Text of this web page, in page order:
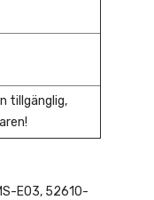
tillgänglig,
E03, 52610-